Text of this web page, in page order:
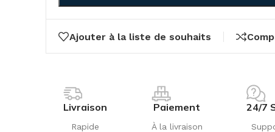
Ajouter à la liste de souhaits
Livraison
Rapide
Paiement
À la livraison
24/7